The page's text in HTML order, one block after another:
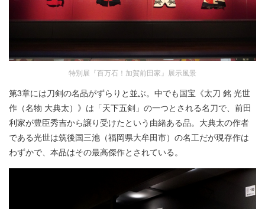
特別展『百万石！加賀前田家』展示風景
第3章には刀剣の名品がずらりと並ぶ。中でも国宝《太刀 銘 光世
作（名物 大典太）》は「天下五剣」の一つとされる名刀で、前田
利家が豊臣秀吉から譲り受けたという由緒ある品。大典太の作者
である光世は筑後国三池（福岡県大牟田市）の名工だが現存作は
わずかで、本品はその最高傑作とされている。